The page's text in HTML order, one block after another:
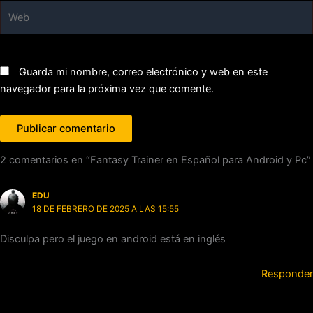
Guarda mi nombre, correo electrónico y web en este
navegador para la próxima vez que comente.
2 comentarios en “Fantasy Trainer en Español para Android y Pc”
EDU
18 DE FEBRERO DE 2025 A LAS 15:55
Disculpa pero el juego en android está en inglés
Responder